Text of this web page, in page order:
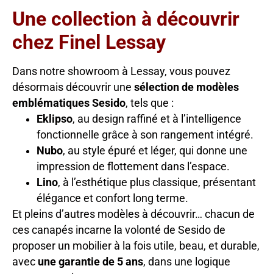
Une collection à découvrir
chez Finel Lessay
Dans notre showroom à Lessay, vous pouvez
désormais découvrir une sélection de modèles
emblématiques Sesido, tels que :
Eklipso, au design raffiné et à l’intelligence
fonctionnelle grâce à son rangement intégré.
Nubo, au style épuré et léger, qui donne une
impression de flottement dans l’espace.
Lino, à l’esthétique plus classique, présentant
élégance et confort long terme.
Et pleins d’autres modèles à découvrir… chacun de
ces canapés incarne la volonté de Sesido de
proposer un mobilier à la fois utile, beau, et durable,
avec une garantie de 5 ans, dans une logique